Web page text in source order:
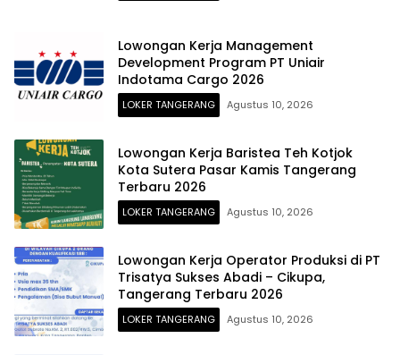
Lowongan Kerja Management
Development Program PT Uniair
Indotama Cargo 2026
LOKER TANGERANG Agustus 10, 2026
Lowongan Kerja Baristea Teh Kotjok
Kota Sutera Pasar Kamis Tangerang
Terbaru 2026
LOKER TANGERANG Agustus 10, 2026
Lowongan Kerja Operator Produksi di PT
Trisatya Sukses Abadi – Cikupa,
Tangerang Terbaru 2026
LOKER TANGERANG Agustus 10, 2026